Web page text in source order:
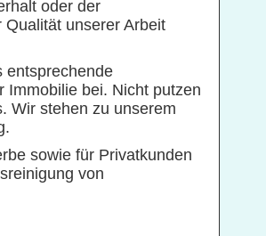
oder der
unserer Arbeit
entsprechende
Immobilie bei. Nicht putzen
Wir stehen zu unserem
sowie für Privatkunden
von